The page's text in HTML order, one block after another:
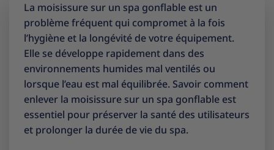
La moisissure sur un spa gonflable est un
problème fréquent qui compromet à la fois
l’hygiène et la longévité de votre équipement.
Elle se développe rapidement dans des
environnements humides mal ventilés ou
lorsque l’eau est mal équilibrée. Savoir comment
enlever la moisissure sur un spa gonflable est
essentiel pour préserver la santé des utilisateurs
et prolonger la durée de vie du spa.